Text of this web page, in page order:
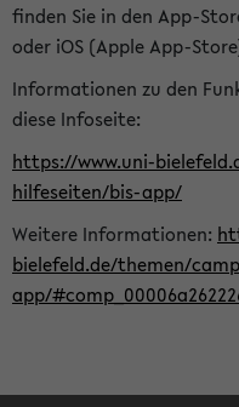
finden Sie in den App-
oder iOS (Apple App-
Informationen zu den
diese Infoseite:
https://www.uni-
hilfeseiten/bis-app/
Weitere Informationen:
bielefeld.de/themen/
app/